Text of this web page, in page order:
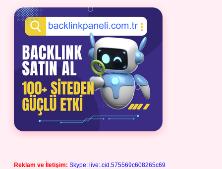
Reklam ve İletişim: Skype: live:.cid.575569c608265c69